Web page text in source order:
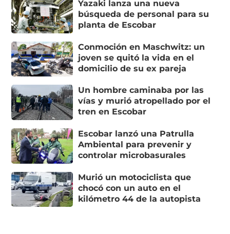
Yazaki lanza una nueva
búsqueda de personal para su
planta de Escobar
Conmoción en Maschwitz: un
joven se quitó la vida en el
domicilio de su ex pareja
Un hombre caminaba por las
vías y murió atropellado por el
tren en Escobar
Escobar lanzó una Patrulla
Ambiental para prevenir y
controlar microbasurales
Murió un motociclista que
chocó con un auto en el
kilómetro 44 de la autopista